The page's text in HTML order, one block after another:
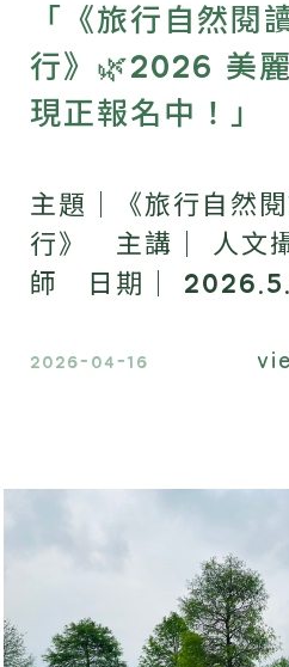
「《旅行自然閱
行》🌿2026 美麗
現正報名中！」
主題｜《旅行自然
行》 主講｜ 人文
師 日期｜
16:00 地點｜ 昶懋
躍報名參加​。
2026-04-16